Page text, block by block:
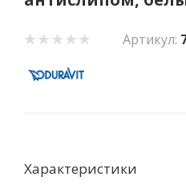
Артикул:
Характеристики